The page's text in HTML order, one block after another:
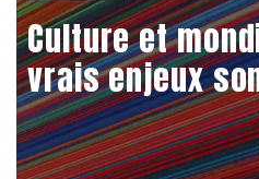
Culture et
vrais enjeux